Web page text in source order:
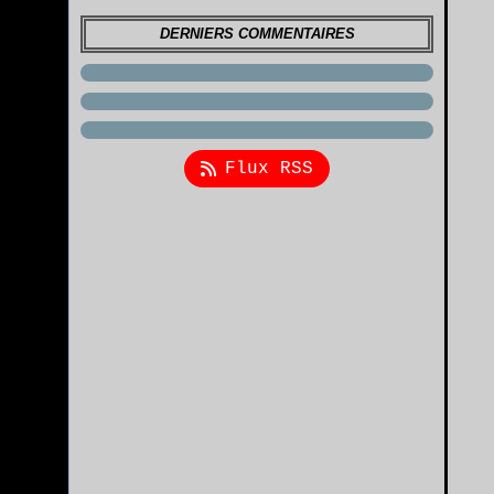
DERNIERS COMMENTAIRES
Flux RSS